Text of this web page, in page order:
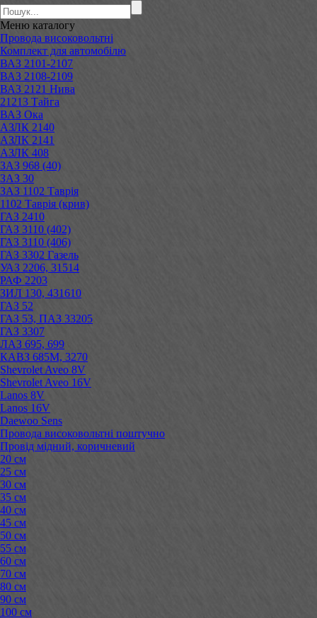
Меню каталогу
Провода високовольтні
Комплект для автомобілю
ВАЗ 2101-2107
ВАЗ 2108-2109
ВАЗ 2121 Нива
21213 Тайга
ВАЗ Ока
АЗЛК 2140
АЗЛК 2141
АЗЛК 408
ЗАЗ 968 (40)
ЗАЗ 30
ЗАЗ 1102 Таврія
1102 Таврія (крив)
ГАЗ 2410
ГАЗ 3110 (402)
ГАЗ 3110 (406)
ГАЗ 3302 Газель
УАЗ 2206, 31514
РАФ 2203
ЗИЛ 130, 431610
ГАЗ 52
ГАЗ 53, ПАЗ 33205
ГАЗ 3307
ЛАЗ 695, 699
КАВЗ 685М, 3270
Shevrolet Aveo 8V
Shevrolet Aveo 16V
Lanos 8V
Lanos 16V
Daewoo Sens
Провода високовольтні поштучно
Провід мідний, коричневий
20 см
25 см
30 см
35 см
40 см
45 см
50 см
55 см
60 см
70 см
80 см
90 см
100 см